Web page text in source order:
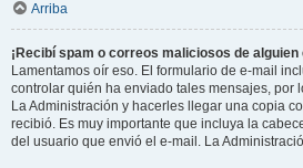
Arriba
¡Recibí spam o correos maliciosos de alguien
Lamentamos oír eso. El formulario de e-mail
controlar quién ha enviado tales mensajes, por
La Administración y hacerles llegar una copia
recibió. Es muy importante que incluya la
del usuario que envió el e-mail. La